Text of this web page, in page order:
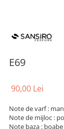
E69
90,00 Lei
Note de varf :
Note de mijloc :
Note baza :